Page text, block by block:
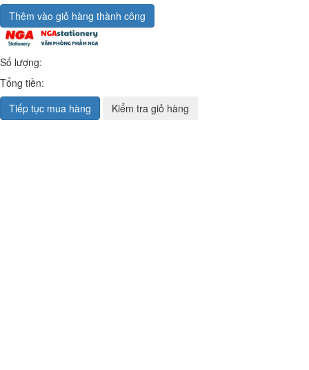
Thêm vào giỏ hàng thành công
Số lượng:
Tổng tiền:
Tiếp tục mua hàng
Kiểm tra giỏ hàng